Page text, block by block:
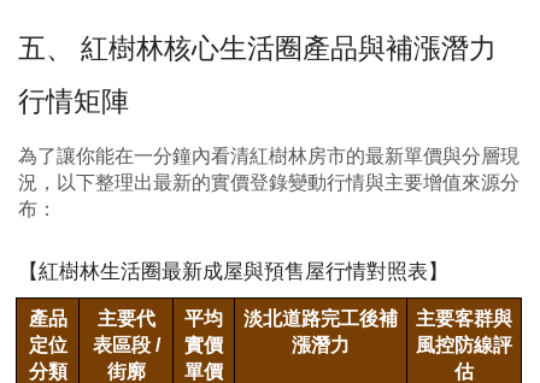
五、 紅樹林核心生活圈產品與補漲潛力
行情矩陣
為了讓你能在一分鐘內看清紅樹林房市的最新單價與分層現
況，以下整理出最新的實價登錄變動行情與主要增值來源分
布：
【紅樹林生活圈最新成屋與預售屋行情對照表】
產品
定位
分類
主要代
表區段 /
街廓
平均
實價
單價
淡北道路完工後補
漲潛力
主要客群與
風控防線評
估